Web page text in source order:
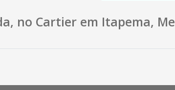
no Cartier em Itapema,